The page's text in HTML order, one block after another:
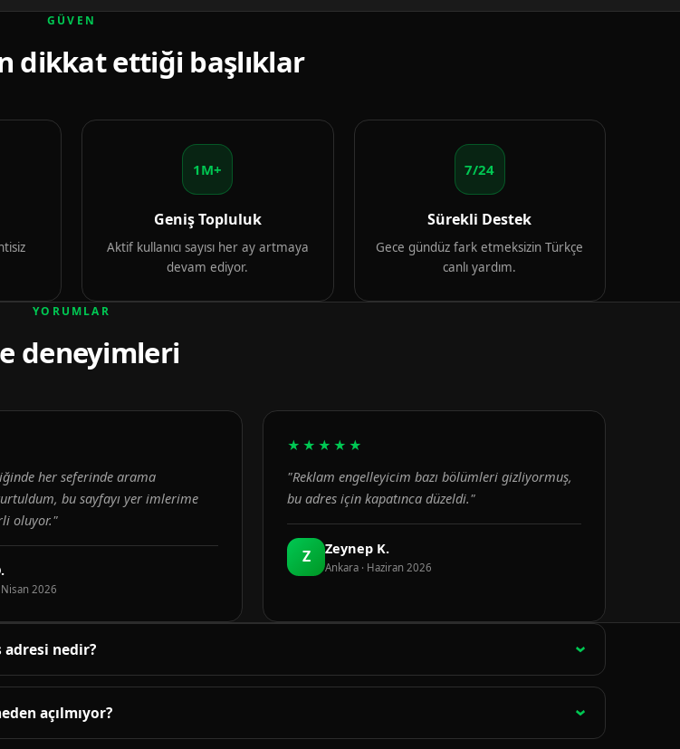
GÜVEN
dikkat ettiği başlıklar
1M+
Geniş Topluluk
Aktif kullanıcı sayısı her ay artmaya
devam ediyor.
7/24
Sürekli Destek
Gece gündüz fark etmeksizin Türkçe
canlı yardım.
YORUMLAR
deneyimleri
her seferinde arama
bu sayfayı yer imlerime
oluyor."
Nisan 2026
★★★★★
"Reklam engelleyicim bazı bölümleri gizliyormuş,
bu adres için kapatınca düzeldi."
Z Zeynep K.
Ankara · Haziran 2026
nedir?
üst bölümündeki bağlantıda yayınlanır. Bağlantı 15 dakikada bir otomatik olarak
sayfa yenilenir.
açılmıyor?